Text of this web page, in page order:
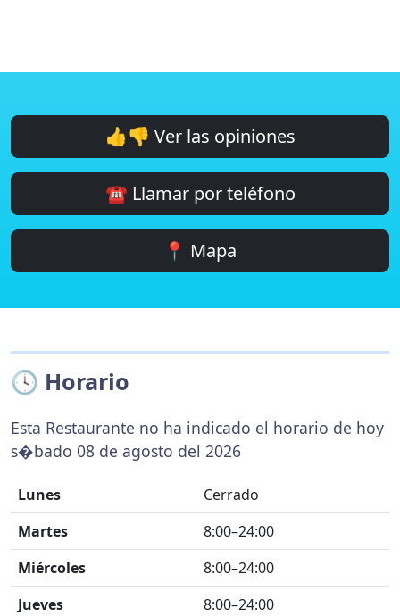
👍👎 Ver las opiniones
☎️ Llamar por teléfono
📍 Mapa
🕓 Horario
Esta Restaurante no ha indicado el horario de hoy
s�bado 08 de agosto del 2026
Lunes
Cerrado
Martes
8:00–24:00
Miércoles
8:00–24:00
Jueves
8:00–24:00